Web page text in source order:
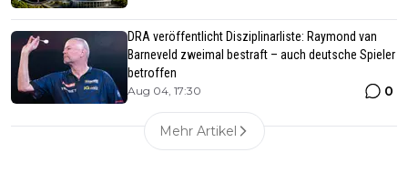
DRA veröffentlicht Disziplinarliste: Raymond van
Barneveld zweimal bestraft – auch deutsche Spieler
betroffen
Aug 04, 17:30 0
Mehr Artikel